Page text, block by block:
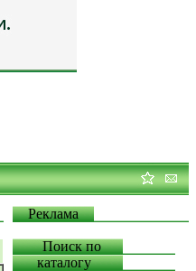
Реклама
Поиск по
каталогу